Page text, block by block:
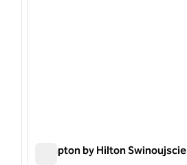
Hampton by Hilton Swinoujscie